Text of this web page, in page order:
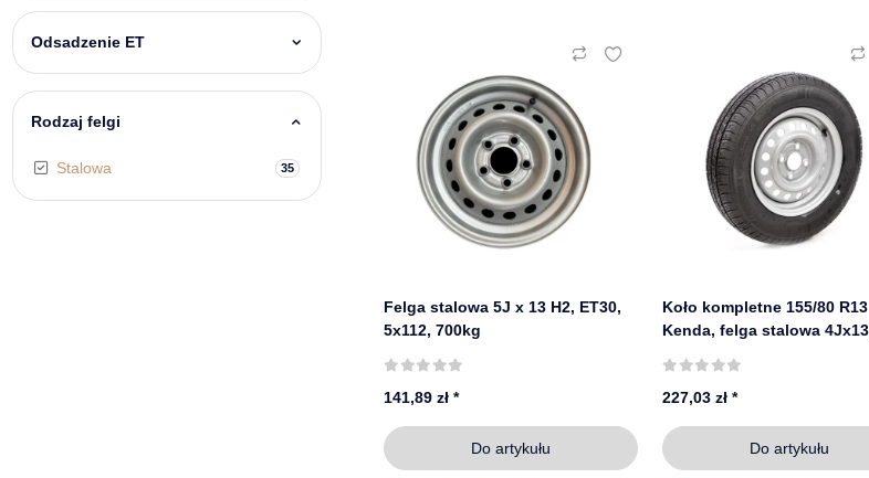
Felga stalowa 5J x 13 H2, ET30,
5x112, 700kg
141,89 zł*
Do artykułu
Koło kompletne 155/80 R13
Kenda, felga stalowa 4Jx13,
227,03 zł*
Do artykułu
Odsadzenie ET
Rodzaj felgi
Stalowa 35Znaleziono produkt